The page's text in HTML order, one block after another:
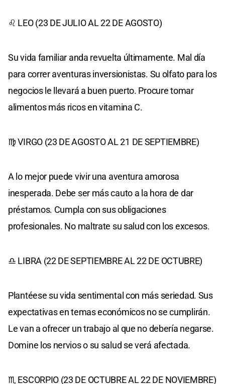
♌ LEO (23 DE JULIO AL 22 DE AGOSTO)
Su vida familiar anda revuelta últimamente. Mal día
para correr aventuras inversionistas. Su olfato para los
negocios le llevará a buen puerto. Procure tomar
alimentos más ricos en vitamina C.
♍ VIRGO (23 DE AGOSTO AL 21 DE SEPTIEMBRE)
A lo mejor puede vivir una aventura amorosa
inesperada. Debe ser más cauto a la hora de dar
préstamos. Cumpla con sus obligaciones
profesionales. No maltrate su salud con los excesos.
♎ LIBRA (22 DE SEPTIEMBRE AL 22 DE OCTUBRE)
Plantéese su vida sentimental con más seriedad. Sus
expectativas en temas económicos no se cumplirán.
Le van a ofrecer un trabajo al que no debería negarse.
Domine los nervios o su salud se verá afectada.
♏ ESCORPIO (23 DE OCTUBRE AL 22 DE NOVIEMBRE)